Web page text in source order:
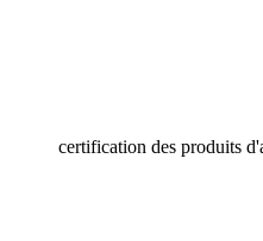
certification des produits